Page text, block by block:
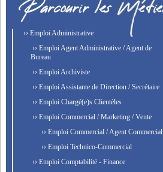
›› Emploi Administrative
›› Emploi Agent Administrative / Agent de
Bureau
›› Emploi Archiviste
›› Emploi Assistante de Direction / Secrétaire
›› Emploi Chargé(e)s Clientèles
›› Emploi Commercial / Marketing / Vente
›› Emploi Commercial / Agent Commercial
›› Emploi Technico-Commercial
›› Emploi Comptabilité - Finance